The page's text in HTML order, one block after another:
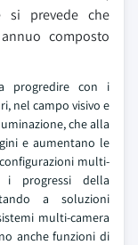
si prevede che
composto
progredire con i
nel campo visivo e
che alla
e aumentano le
multi-
i progressi della
a soluzioni
multi-camera
anche funzioni di